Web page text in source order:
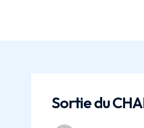
Sortie du